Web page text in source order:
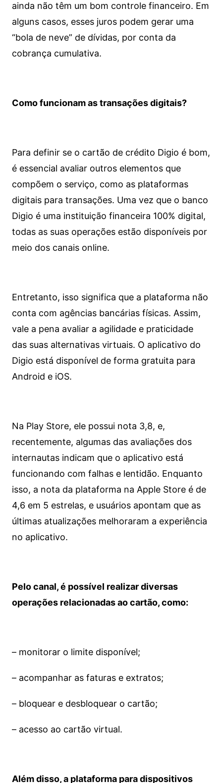
ainda não têm um bom controle financeiro. Em
alguns casos, esses juros podem gerar uma
“bola de neve” de dívidas, por conta da
cobrança cumulativa.
Como funcionam as transações digitais?
Para definir se o cartão de crédito Digio é bom,
é essencial avaliar outros elementos que
compõem o serviço, como as plataformas
digitais para transações. Uma vez que o banco
Digio é uma instituição financeira 100% digital,
todas as suas operações estão disponíveis por
meio dos canais online.
Entretanto, isso significa que a plataforma não
conta com agências bancárias físicas. Assim,
vale a pena avaliar a agilidade e praticidade
das suas alternativas virtuais. O aplicativo do
Digio está disponível de forma gratuita para
Android e iOS.
Na Play Store, ele possui nota 3,8, e,
recentemente, algumas das avaliações dos
internautas indicam que o aplicativo está
funcionando com falhas e lentidão. Enquanto
isso, a nota da plataforma na Apple Store é de
4,6 em 5 estrelas, e usuários apontam que as
últimas atualizações melhoraram a experiência
no aplicativo.
Pelo canal, é possível realizar diversas
operações relacionadas ao cartão, como:
– monitorar o limite disponível;
– acompanhar as faturas e extratos;
– bloquear e desbloquear o cartão;
– acesso ao cartão virtual.
Além disso, a plataforma para dispositivos